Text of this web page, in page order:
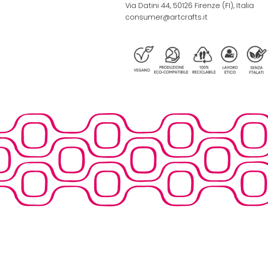
Via Datini 44, 50126 Firenze (FI), Italia
consumer@artcrafts.it